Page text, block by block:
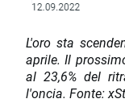
L'oro sta
aprile. Il
al 23,6% del
l'oncia. Fonte: